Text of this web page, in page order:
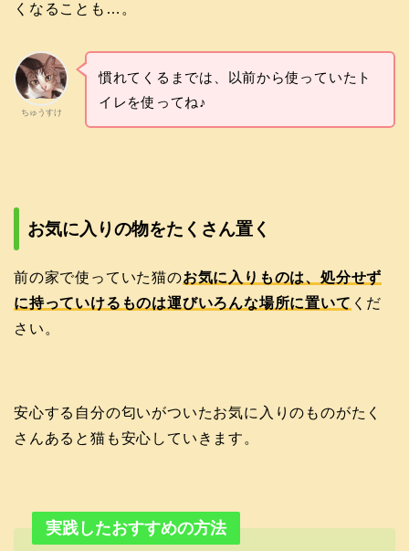
くなることも…。
ちゅうすけ
慣れてくるまでは、以前から使っていたト
イレを使ってね♪
お気に入りの物をたくさん置く
前の家で使っていた猫のお気に入りものは、処分せず
に持っていけるものは運びいろんな場所に置いて くだ
さい。
安心する自分の匂いがついたお気に入りのものがたく
さんあると猫も安心していきます。
実践したおすすめの方法